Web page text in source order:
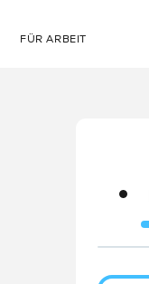
FÜR ARBEIT